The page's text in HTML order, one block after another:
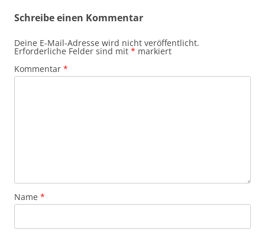
Schreibe einen Kommentar
Deine E-Mail-Adresse wird nicht veröffentlicht.
Erforderliche Felder sind mit * markiert
Kommentar *
Name *